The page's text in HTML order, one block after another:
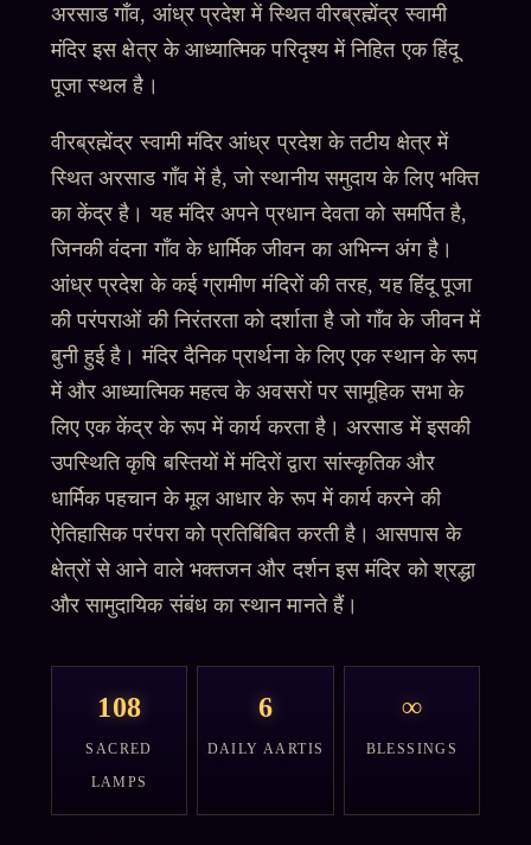
अरसाड गाँव, आंध्र प्रदेश में स्थित वीरब्रह्मेंद्र स्वामी
मंदिर इस क्षेत्र के आध्यात्मिक परिदृश्य में निहित एक हिंदू
पूजा स्थल है।
वीरब्रह्मेंद्र स्वामी मंदिर आंध्र प्रदेश के तटीय क्षेत्र में
स्थित अरसाड गाँव में है, जो स्थानीय समुदाय के लिए भक्ति
का केंद्र है। यह मंदिर अपने प्रधान देवता को समर्पित है,
जिनकी वंदना गाँव के धार्मिक जीवन का अभिन्न अंग है।
आंध्र प्रदेश के कई ग्रामीण मंदिरों की तरह, यह हिंदू पूजा
की परंपराओं की निरंतरता को दर्शाता है जो गाँव के जीवन में
बुनी हुई है। मंदिर दैनिक प्रार्थना के लिए एक स्थान के रूप
में और आध्यात्मिक महत्व के अवसरों पर सामूहिक सभा के
लिए एक केंद्र के रूप में कार्य करता है। अरसाड में इसकी
उपस्थिति कृषि बस्तियों में मंदिरों द्वारा सांस्कृतिक और
धार्मिक पहचान के मूल आधार के रूप में कार्य करने की
ऐतिहासिक परंपरा को प्रतिबिंबित करती है। आसपास के
क्षेत्रों से आने वाले भक्तजन और दर्शन इस मंदिर को श्रद्धा
और सामुदायिक संबंध का स्थान मानते हैं।
108
SACRED
LAMPS
6
DAILY AARTIS
∞
BLESSINGS